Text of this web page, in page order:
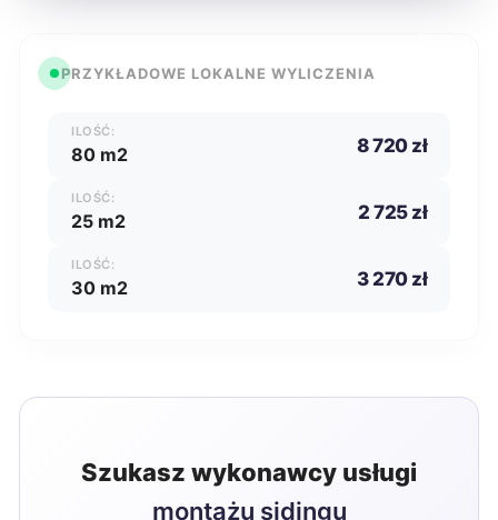
PRZYKŁADOWE LOKALNE WYLICZENIA
ILOŚĆ:
80 m2 8 720 zł
ILOŚĆ:
25 m2 2 725 zł
ILOŚĆ:
30 m2 3 270 zł
Szukasz wykonawcy usługi
montażu sidingu